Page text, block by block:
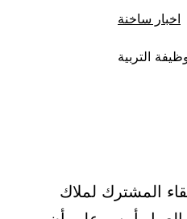
مصنف
اخبار ساخنة
التربية
المشترك لملاك